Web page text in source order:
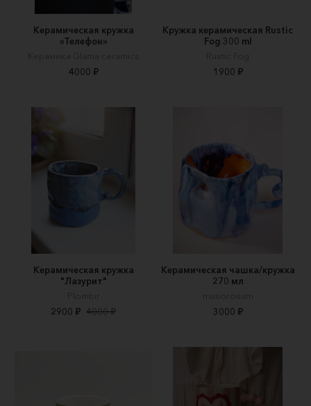
Керамическая кружка
«Телефон»
Керамика Glama ceramics
4000 ₽
Кружка керамическая Rustic
Fog 300 ml
Rustic Fog
1900 ₽
Керамическая кружка
"Лазурит"
Plombir
2900 ₽ 4000 ₽
Керамическая чашка/кружка
270 мл
musorosum
3000 ₽